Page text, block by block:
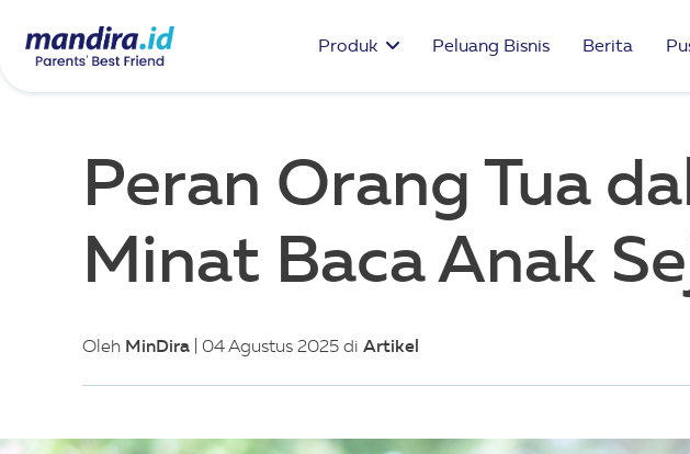
Produk Peluang Bisnis Berita
Peran Orang Tua
Minat Baca Anak
Oleh MinDira | 04 Agustus 2025 di Artikel